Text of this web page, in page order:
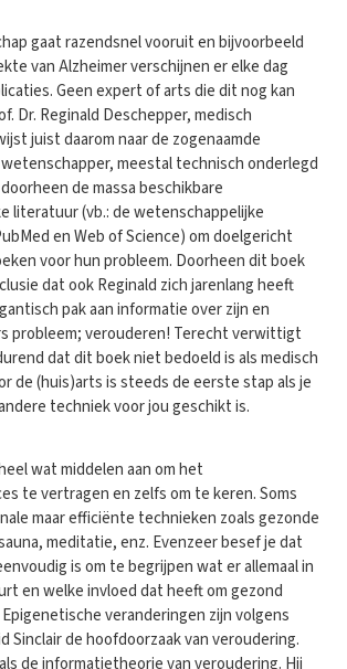
gaat razendsnel vooruit en bijvoorbeeld
van Alzheimer verschijnen er elke dag
Geen expert of arts die dit nog kan
Dr. Reginald Deschepper, medisch
juist daarom naar de zogenaamde
meestal technisch onderlegd
de massa beschikbare
literatuur (vb.: de wetenschappelijke
en Web of Science) om doelgericht
voor hun probleem. Doorheen dit boek
dat ook Reginald zich jarenlang heeft
pak aan informatie over zijn en
probleem; verouderen! Terecht verwittigt
dat dit boek niet bedoeld is als medisch
de (huis)arts is steeds de eerste stap als je
techniek voor jou geschikt is.
wat middelen aan om het
te vertragen en zelfs om te keren. Soms
maar efficiënte technieken zoals gezonde
meditatie, enz. Evenzeer besef je dat
is om te begrijpen wat er allemaal in
en welke invloed dat heeft om gezond
veranderingen zijn volgens
Sinclair de hoofdoorzaak van veroudering.
de informatietheorie van veroudering. Hij